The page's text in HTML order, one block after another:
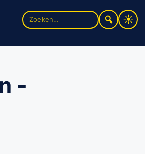
Zoek
naar:
-